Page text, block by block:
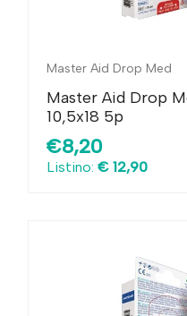
Master Aid Drop Med
Master Aid Drop
10,5x18 5p
€8,20
Listino: € 12,90